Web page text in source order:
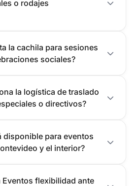
o rodajes
la cachila para sesiones
sociales?
la logística de traslado
o directivos?
disponible para eventos
y el interior?
Eventos flexibilidad ante